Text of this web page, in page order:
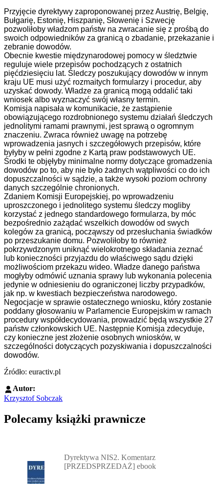
Przyjęcie dyrektywy zaproponowanej przez Austrię, Belgię,
Bułgarię, Estonię, Hiszpanię, Słowenię i Szwecję
pozwoliłoby władzom państw na zwracanie się z prośbą do
swoich odpowiedników za granicą o zbadanie, przekazanie i
zebranie dowodów.
Obecnie kwestie międzynarodowej pomocy w śledztwie
reguluje wiele przepisów pochodzących z ostatnich
pięćdziesięciu lat. Śledczy poszukujący dowodów w innym
kraju UE musi użyć rozmaitych formularzy i procedur, aby
uzyskać dowody. Władze za granicą mogą oddalić taki
wniosek albo wyznaczyć swój własny termin.
Komisja napisała w komunikacie, że zastąpienie
obowiązującego rozdrobnionego systemu działań śledczych
jednolitymi ramami prawnymi, jest sprawą o ogromnym
znaczeniu. Zwraca również uwagę na potrzebę
wprowadzenia jasnych i szczegółowych przepisów, które
byłyby w pełni zgodne z Kartą praw podstawowych UE.
Środki te objęłyby minimalne normy dotyczące gromadzenia
dowodów po to, aby nie było żadnych wątpliwości co do ich
dopuszczalności w sądzie, a także wysoki poziom ochrony
danych szczególnie chronionych.
Zdaniem Komisji Europejskiej, po wprowadzeniu
uproszczonego i jednolitego systemu śledczy mogliby
korzystać z jednego standardowego formularza, by móc
bezpośrednio zażądać wszelkich dowodów od swych
kolegów za granicą, począwszy od przesłuchania świadków
po przeszukanie domu. Pozwoliłoby to również
pokrzywdzonym uniknąć wielokrotnego składania zeznać
lub konieczności przyjazdu do właściwego sądu dzięki
możliwościom przekazu wideo. Władze danego państwa
mogłyby odmówić uznania sprawy lub wykonania polecenia
jedynie w odniesieniu do ograniczonej liczby przypadków,
jak np. w kwestiach bezpieczeństwa narodowego.
Negocjacje w sprawie ostatecznego wniosku, który zostanie
poddany głosowaniu w Parlamencie Europejskim w ramach
procedury współdecydowania, prowadzić będą wszystkie 27
państw członkowskich UE. Następnie Komisja zdecyduje,
czy konieczne jest złożenie osobnych wniosków, w
szczególności dotyczących pozyskiwania i dopuszczalności
dowodów.
Źródło: euractiv.pl
Autor:
Krzysztof Sobczak
Polecamy książki prawnicze
Dyrektywa NIS2. Komentarz
[PRZEDSPRZEDAŻ] ebook